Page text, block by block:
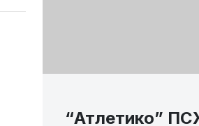
“Атлетико”